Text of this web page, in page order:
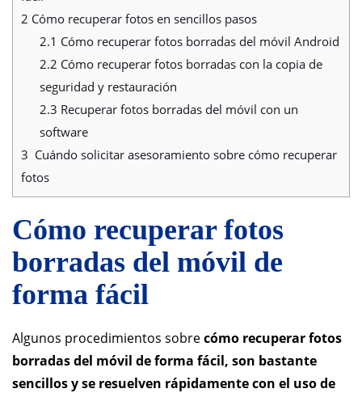
2 Cómo recuperar fotos en sencillos pasos
2.1 Cómo recuperar fotos borradas del móvil Android
2.2 Cómo recuperar fotos borradas con la copia de
seguridad y restauración
2.3 Recuperar fotos borradas del móvil con un
software
3 Cuándo solicitar asesoramiento sobre cómo recuperar
fotos
Cómo recuperar fotos
borradas del móvil de
forma fácil
Algunos procedimientos sobrecómo recuperar fotos
borradas del móvil de forma fácil, son bastante
sencillos y se resuelven rápidamentecon el uso de